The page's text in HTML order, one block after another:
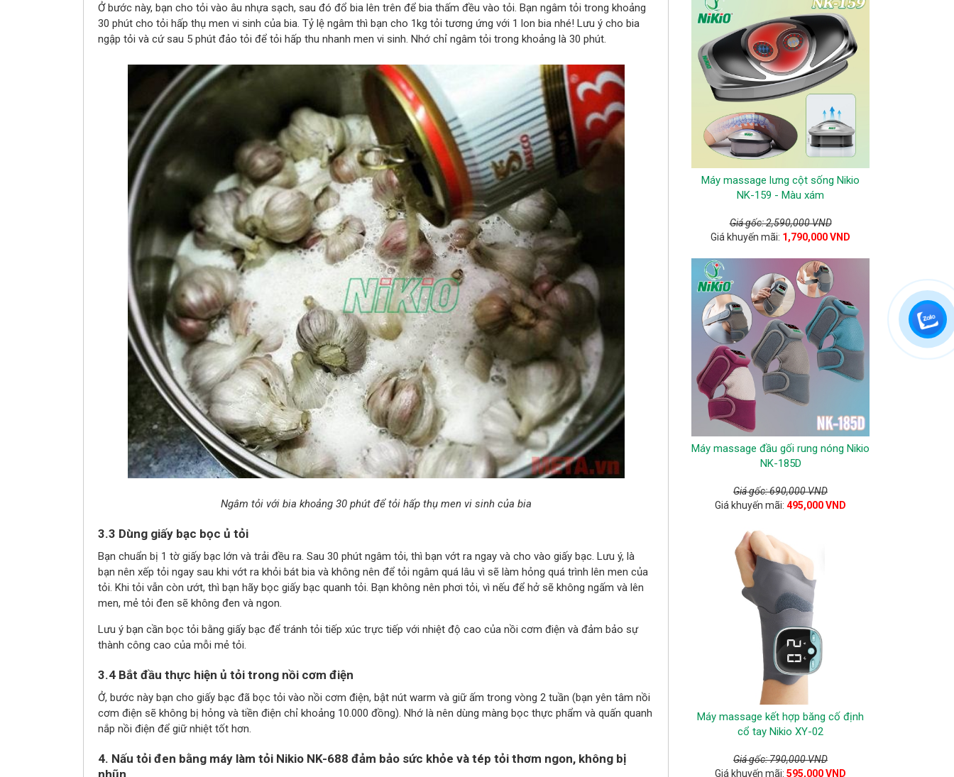
Ở bước này, bạn cho tỏi vào âu nhựa sạch, sau đó đổ bia lên trên để bia thấm đều vào tỏi. Bạn ngâm tỏi trong khoảng
30 phút cho tỏi hấp thụ men vi sinh của bia. Tỷ lệ ngâm thì bạn cho 1kg tỏi tương ứng với 1 lon bia nhé! Lưu ý cho bia
ngập tỏi và cứ sau 5 phút đảo tỏi để tỏi hấp thu nhanh men vi sinh. Nhớ chỉ ngâm tỏi trong khoảng là 30 phút.
Ngâm tỏi với bia khoảng 30 phút để tỏi hấp thụ men vi sinh của bia
3.3 Dùng giấy bạc bọc ủ tỏi
Bạn chuẩn bị 1 tờ giấy bạc lớn và trải đều ra. Sau 30 phút ngâm tỏi, thì bạn vớt ra ngay và cho vào giấy bạc. Lưu ý, là
bạn nên xếp tỏi ngay sau khi vớt ra khỏi bát bia và không nên để tỏi ngâm quá lâu vì sẽ làm hỏng quá trình lên men của
tỏi. Khi tỏi vẫn còn ướt, thì bạn hãy bọc giấy bạc quanh tỏi. Bạn không nên phơi tỏi, vì nếu để hở sẽ không ngấm và lên
men, mẻ tỏi đen sẽ không đen và ngon.
Lưu ý bạn cần bọc tỏi bằng giấy bạc để tránh tỏi tiếp xúc trực tiếp với nhiệt độ cao của nồi cơm điện và đảm bảo sự
thành công cao của mỗi mẻ tỏi.
3.4 Bắt đầu thực hiện ủ tỏi trong nồi cơm điện
Ở, bước này bạn cho giấy bạc đã bọc tỏi vào nồi cơm điện, bật nút warm và giữ ấm trong vòng 2 tuần (bạn yên tâm nồi
cơm điện sẽ không bị hỏng và tiền điện chỉ khoảng 10.000 đồng). Nhớ là nên dùng màng bọc thực phẩm và quấn quanh
nắp nồi điện để giữ nhiệt tốt hơn.
4. Nấu tỏi đen bằng máy làm tỏi Nikio NK-688 đảm bảo sức khỏe và tép tỏi thơm ngon, không bị
Máy massage lưng cột sống Nikio
NK-159 - Màu xám
Giá gốc: 2,590,000 VND
Giá khuyến mãi: 1,790,000 VND
Máy massage đầu gối rung nóng Nikio
NK-185D
Giá gốc: 690,000 VND
Giá khuyến mãi: 495,000 VND
Máy massage kết hợp băng cố định
cổ tay Nikio XY-02
Giá gốc: 790,000 VND
Giá khuyến mãi: 595,000 VND